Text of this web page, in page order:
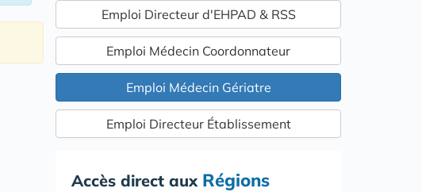
Emploi Directeur d'EHPAD & RSS
Emploi Médecin Coordonnateur
Emploi Médecin Gériatre
Emploi Directeur Établissement
Accès direct aux Régions